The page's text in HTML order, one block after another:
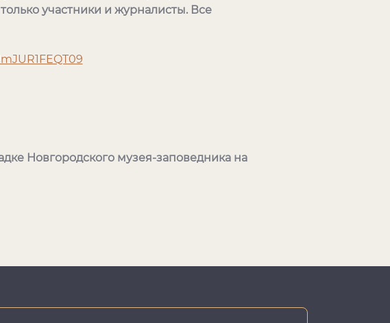
участники и журналисты. Все
Новгородского музея-заповедника на